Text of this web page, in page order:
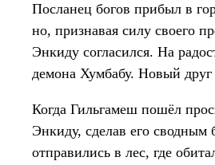
Посланец богов прибыл в
но, признавая силу своего
Энкиду согласился. На
демона Хумбабу. Новый друг
Когда Гильгамеш пошёл
Энкиду, сделав его
отправились в лес, где